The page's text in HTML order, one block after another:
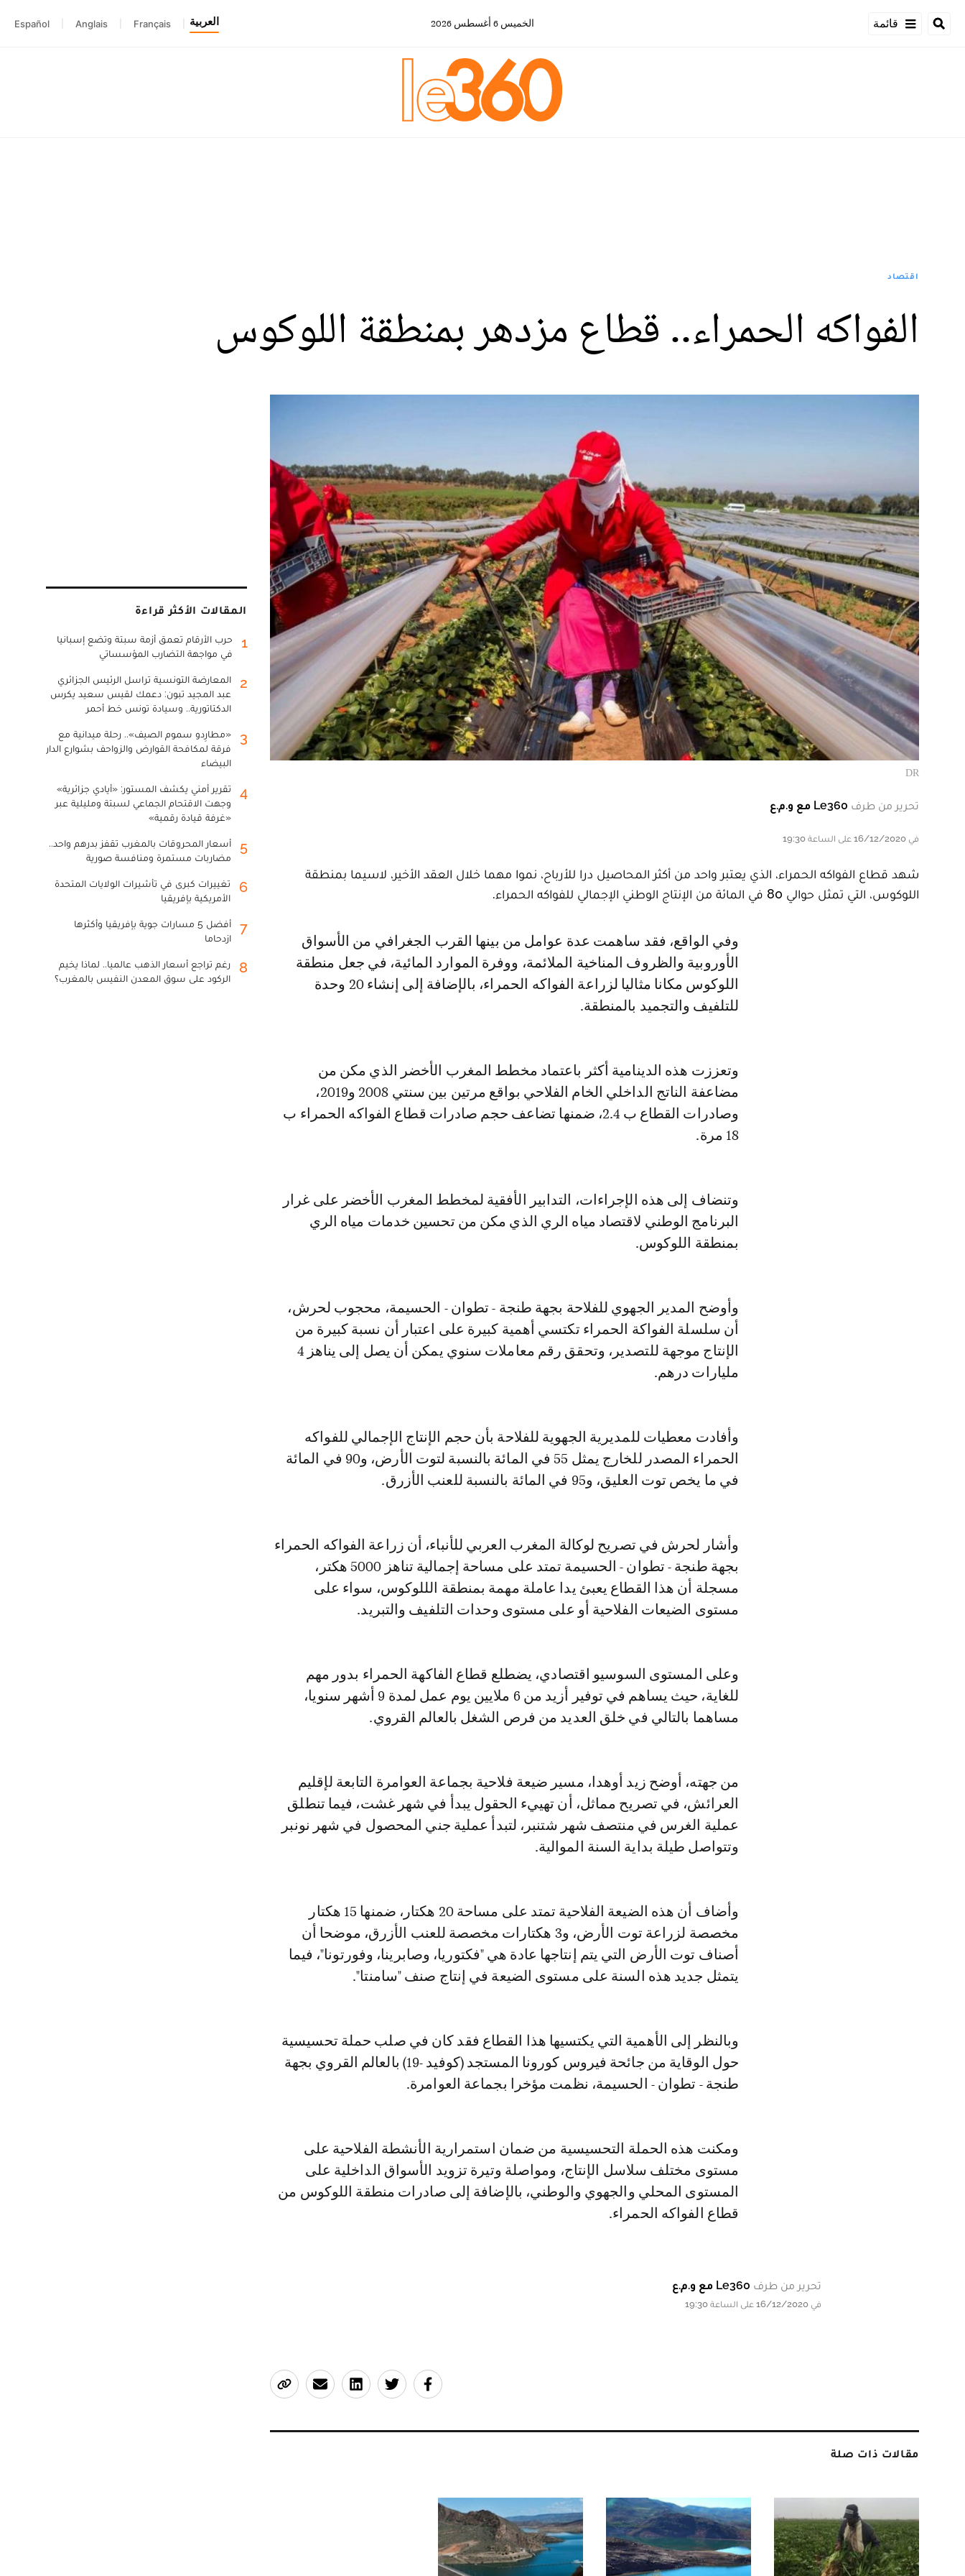
قائمة الخميس 6 أغسطس 2026 العربية Français
Anglais
Español
اقتصاد
الفواكه الحمراء.. قطاع مزدهر بمنطقة اللوكوس
DR
تحرير من طرف Le360 مع و.م.ع
في 16/12/2020 على الساعة 19:30
شهد قطاع الفواكه الحمراء، الذي يعتبر واحد من أكثر المحاصيل درا للأرباح، نموا مهما خلال العقد الأخير، لاسيما بمنطقة
اللوكوس، التي تمثل حوالي 80 في المائة من الإنتاج الوطني الإجمالي للفواكه الحمراء.
وفي الواقع، فقد ساهمت عدة عوامل من بينها القرب الجغرافي من الأسواق
الأوروبية والظروف المناخية الملائمة، ووفرة الموارد المائية، في جعل منطقة
اللوكوس مكانا مثاليا لزراعة الفواكه الحمراء، بالإضافة إلى إنشاء 20 وحدة
للتلفيف والتجميد بالمنطقة.
وتعززت هذه الدينامية أكثر باعتماد مخطط المغرب الأخضر الذي مكن من
مضاعفة الناتج الداخلي الخام الفلاحي بواقع مرتين بين سنتي 2008 و2019،
وصادرات القطاع ب 2.4، ضمنها تضاعف حجم صادرات قطاع الفواكه الحمراء ب
18 مرة.
وتنضاف إلى هذه الإجراءات، التدابير الأفقية لمخطط المغرب الأخضر على غرار
البرنامج الوطني لاقتصاد مياه الري الذي مكن من تحسين خدمات مياه الري
بمنطقة اللوكوس.
وأوضح المدير الجهوي للفلاحة بجهة طنجة - تطوان - الحسيمة، محجوب لحرش،
أن سلسلة الفواكة الحمراء تكتسي أهمية كبيرة على اعتبار أن نسبة كبيرة من
الإنتاج موجهة للتصدير، وتحقق رقم معاملات سنوي يمكن أن يصل إلى يناهز 4
مليارات درهم.
وأفادت معطيات للمديرية الجهوية للفلاحة بأن حجم الإنتاج الإجمالي للفواكه
الحمراء المصدر للخارج يمثل 55 في المائة بالنسبة لتوت الأرض، و90 في المائة
في ما يخص توت العليق، و95 في المائة بالنسبة للعنب الأزرق.
وأشار لحرش في تصريح لوكالة المغرب العربي للأنباء، أن زراعة الفواكه الحمراء
بجهة طنجة - تطوان - الحسيمة تمتد على مساحة إجمالية تناهز 5000 هكتر،
مسجلة أن هذا القطاع يعبئ يدا عاملة مهمة بمنطقة الللوكوس، سواء على
مستوى الضيعات الفلاحية أو على مستوى وحدات التلفيف والتبريد.
وعلى المستوى السوسيو اقتصادي، يضطلع قطاع الفاكهة الحمراء بدور مهم
للغاية، حيث يساهم في توفير أزيد من 6 ملايين يوم عمل لمدة 9 أشهر سنويا،
مساهما بالتالي في خلق العديد من فرص الشغل بالعالم القروي.
من جهته، أوضح زيد أوهدا، مسير ضيعة فلاحية بجماعة العوامرة التابعة لإقليم
العرائش، في تصريح مماثل، أن تهييء الحقول يبدأ في شهر غشت، فيما تنطلق
عملية الغرس في منتصف شهر شتنبر، لتبدأ عملية جني المحصول في شهر نونبر
وتتواصل طيلة بداية السنة الموالية.
وأضاف أن هذه الضيعة الفلاحية تمتد على مساحة 20 هكتار، ضمنها 15 هكتار
مخصصة لزراعة توت الأرض، و3 هكتارات مخصصة للعنب الأزرق، موضحا أن
أصناف توت الأرض التي يتم إنتاجها عادة هي "فكتوريا، وصابرينا، وفورتونا"، فيما
يتمثل جديد هذه السنة على مستوى الضيعة في إنتاج صنف "سامنتا".
وبالنظر إلى الأهمية التي يكتسيها هذا القطاع فقد كان في صلب حملة تحسيسية
حول الوقاية من جائحة فيروس كورونا المستجد (كوفيد -19) بالعالم القروي بجهة
طنجة - تطوان - الحسيمة، نظمت مؤخرا بجماعة العوامرة.
ومكنت هذه الحملة التحسيسية من ضمان استمرارية الأنشطة الفلاحية على
مستوى مختلف سلاسل الإنتاج، ومواصلة وتيرة تزويد الأسواق الداخلية على
المستوى المحلي والجهوي والوطني، بالإضافة إلى صادرات منطقة اللوكوس من
قطاع الفواكه الحمراء.
تحرير من طرف Le360 مع و.م.ع
في 16/12/2020 على الساعة 19:30
مقالات ذات صلة
المقالات الأكثر قراءة
1
حرب الأرقام تعمق أزمة سبتة وتضع إسبانيا
في مواجهة التضارب المؤسساتي
2
المعارضة التونسية تراسل الرئيس الجزائري
عبد المجيد تبون: دعمك لقيس سعيد يكرس
الدكتاتورية.. وسيادة تونس خط أحمر
3
«مطارِدو سموم الصيف».. رحلة ميدانية مع
فرقة لمكافحة القوارض والزواحف بشوارع الدار
البيضاء
4
تقرير أمني يكشف المستور: «أيادي جزائرية»
وجهت الاقتحام الجماعي لسبتة ومليلية عبر
«غرفة قيادة رقمية»
5
أسعار المحروقات بالمغرب تقفز بدرهم واحد..
مضاربات مستمرة ومنافسة صورية
6
تغييرات كبرى في تأشيرات الولايات المتحدة
الأمريكية بإفريقيا
7
أفضل 5 مسارات جوية بإفريقيا وأكثرها
ازدحاما
8
رغم تراجع أسعار الذهب عالميا.. لماذا يخيم
الركود على سوق المعدن النفيس بالمغرب؟